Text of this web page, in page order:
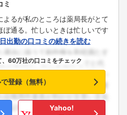
ミ
るが私のところは薬局長がとて
ぼ通る。忙しいときは忙しいです
出勤の口コミの続きを読む
、60万社の口コミをチェック
登録（無料）
Yahoo!